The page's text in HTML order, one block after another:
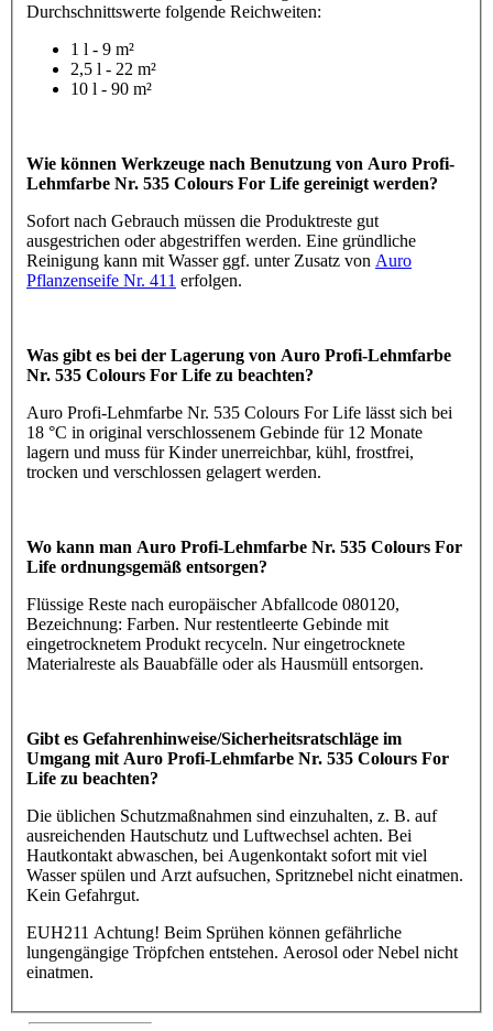
Durchschnittswerte folgende Reichweiten:
1 l - 9 m²
2,5 l - 22 m²
10 l - 90 m²
Wie können Werkzeuge nach Benutzung von Auro Profi-
Lehmfarbe Nr. 535 Colours For Life gereinigt werden?
Sofort nach Gebrauch müssen die Produktreste gut
ausgestrichen oder abgestriffen werden. Eine gründliche
Reinigung kann mit Wasser ggf. unter Zusatz von Auro
Pflanzenseife Nr. 411 erfolgen.
Was gibt es bei der Lagerung von Auro Profi-Lehmfarbe
Nr. 535 Colours For Life zu beachten?
Auro Profi-Lehmfarbe Nr. 535 Colours For Life lässt sich bei
18 °C in original verschlossenem Gebinde für 12 Monate
lagern und muss für Kinder unerreichbar, kühl, frostfrei,
trocken und verschlossen gelagert werden.
Wo kann man Auro Profi-Lehmfarbe Nr. 535 Colours For
Life ordnungsgemäß entsorgen?
Flüssige Reste nach europäischer Abfallcode 080120,
Bezeichnung: Farben. Nur restentleerte Gebinde mit
eingetrocknetem Produkt recyceln. Nur eingetrocknete
Materialreste als Bauabfälle oder als Hausmüll entsorgen.
Gibt es Gefahrenhinweise/Sicherheitsratschläge im
Umgang mit Auro Profi-Lehmfarbe Nr. 535 Colours For
Life zu beachten?
Die üblichen Schutzmaßnahmen sind einzuhalten, z. B. auf
ausreichenden Hautschutz und Luftwechsel achten. Bei
Hautkontakt abwaschen, bei Augenkontakt sofort mit viel
Wasser spülen und Arzt aufsuchen, Spritznebel nicht einatmen.
Kein Gefahrgut.
EUH211 Achtung! Beim Sprühen können gefährliche
lungengängige Tröpfchen entstehen. Aerosol oder Nebel nicht
einatmen.